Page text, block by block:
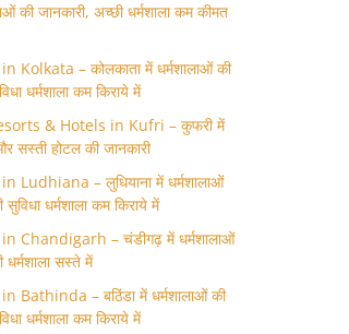
की जानकारी, अच्छी धर्मशाला कम कीमत
Kolkata – कोलकाता में धर्मशालाओं की
धर्मशाला कम किराये में
& Hotels in Kufri – कुफरी में
सस्ती होटल की जानकारी
Ludhiana – लुधियाना में धर्मशालाओं
धर्मशाला कम किराये में
Chandigarh – चंडीगढ़ में धर्मशालाओं
धर्मशाला सस्ते में
Bathinda – बठिंडा में धर्मशालाओं की
धर्मशाला कम किराये में